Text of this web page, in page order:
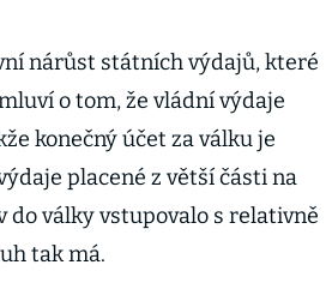
nárůst státních výdajů, které
o tom, že vládní výdaje
konečný účet za válku je
placené z větší části na
války vstupovalo s relativně
tak má.